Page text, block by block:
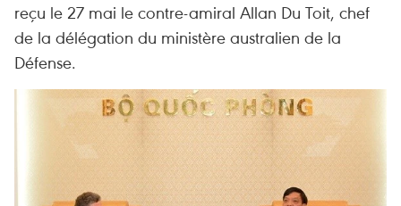
reçu le 27 mai le contre-amiral Allan Du Toit, chef
de la délégation du ministère australien de la
Défense.